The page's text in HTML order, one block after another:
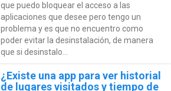
que puedo bloquear el acceso a las
aplicaciones que desee pero tengo un
problema y es que no encuentro como
poder evitar la desinstalación, de manera
que si desinstalo...
¿Existe una app para ver historial
de lugares visitados y tiempo de